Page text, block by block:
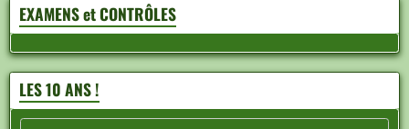
EXAMENS et CONTRÔLES
LES 10 ANS !